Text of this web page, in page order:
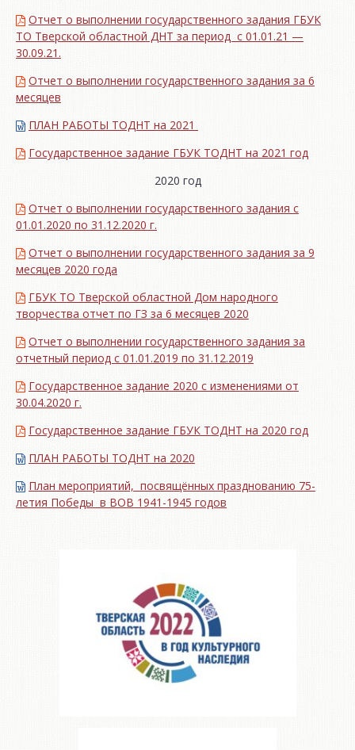
Отчет о выполнении государственного задания ГБУК
ТО Тверской областной ДНТ за период с 01.01.21 —
30.09.21.
Отчет о выполнении государственного задания за 6
месяцев
ПЛАН РАБОТЫ ТОДНТ на 2021
Государственное задание ГБУК ТОДНТ на 2021 год
2020 год
Отчет о выполнении государственного задания с
01.01.2020 по 31.12.2020 г.
Отчет о выполнении государственного задания за 9
месяцев 2020 года
ГБУК ТО Тверской областной Дом народного
творчества отчет по ГЗ за 6 месяцев 2020
Отчет о выполнении государственного задания за
отчетный период с 01.01.2019 по 31.12.2019
Государственное задание 2020 с изменениями от
30.04.2020 г.
Государственное задание ГБУК ТОДНТ на 2020 год
ПЛАН РАБОТЫ ТОДНТ на 2020
План мероприятий, посвящённых празднованию 75-
летия Победы в ВОВ 1941-1945 годов